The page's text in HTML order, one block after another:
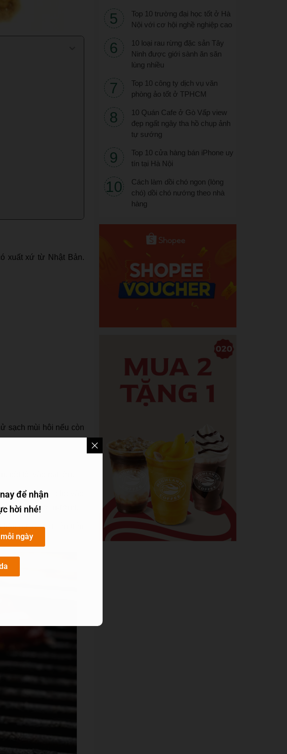
xuất xứ từ Nhật Bản.
sạch mùi hôi nếu còn
bột tỏi vào bát lớn.
phẩm rồi cho vào
1-2h rồi mới nướng.
nước ướp lên trên
Top 10 trường đại học tốt ở Hà
Nội với cơ hội nghề nghiệp cao
10 loại rau rừng đặc sản Tây
Ninh được giới sành ăn săn
lùng nhiều
Top 10 công ty dịch vụ văn
phòng ảo tốt ở TPHCM
10 Quán Cafe ở Gò Vấp view
đẹp ngất ngây tha hồ chụp ảnh
tự sướng
Top 10 cửa hàng bán iPhone uy
tín tại Hà Nội
Cách làm dồi chó ngon (lòng
chó) dồi chó nướng theo nhà
hàng
để nhận
hời nhé!
ngày